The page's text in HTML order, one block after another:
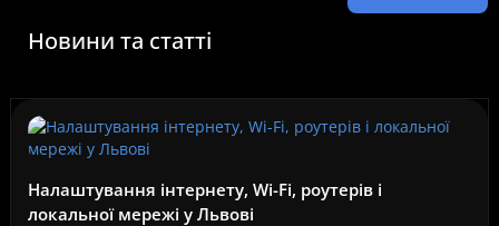
Новини та статті
Налаштування інтернету, Wi-Fi, роутерів і
локальної мережі у Львові